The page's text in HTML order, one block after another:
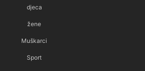
djeca
žene
Muškarci
Sport